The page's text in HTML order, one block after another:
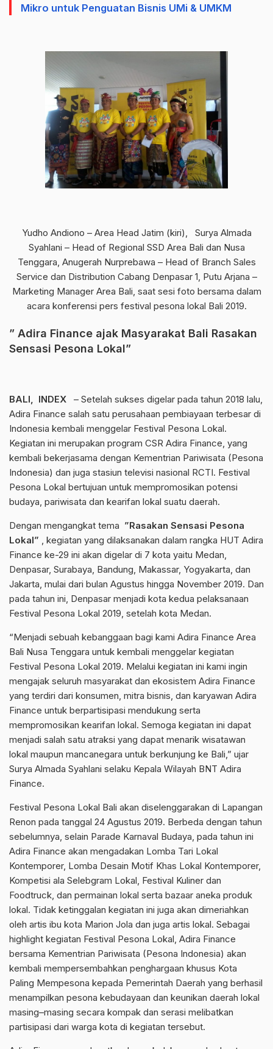
Mikro untuk Penguatan Bisnis UMi & UMKM
Yudho Andiono – Area Head Jatim (kiri), Surya Almada
Syahlani – Head of Regional SSD Area Bali dan Nusa
Tenggara, Anugerah Nurprebawa – Head of Branch Sales
Service dan Distribution Cabang Denpasar 1, Putu Arjana –
Marketing Manager Area Bali, saat sesi foto bersama dalam
acara konferensi pers festival pesona lokal Bali 2019.
” Adira Finance ajak Masyarakat Bali Rasakan
Sensasi Pesona Lokal”
BALI, INDEX – Setelah sukses digelar pada tahun 2018 lalu,
Adira Finance salah satu perusahaan pembiayaan terbesar di
Indonesia kembali menggelar Festival Pesona Lokal.
Kegiatan ini merupakan program CSR Adira Finance, yang
kembali bekerjasama dengan Kementrian Pariwisata (Pesona
Indonesia) dan juga stasiun televisi nasional RCTI. Festival
Pesona Lokal bertujuan untuk mempromosikan potensi
budaya, pariwisata dan kearifan lokal suatu daerah.
Dengan mengangkat tema ”Rasakan Sensasi Pesona
Lokal” , kegiatan yang dilaksanakan dalam rangka HUT Adira
Finance ke-29 ini akan digelar di 7 kota yaitu Medan,
Denpasar, Surabaya, Bandung, Makassar, Yogyakarta, dan
Jakarta, mulai dari bulan Agustus hingga November 2019. Dan
pada tahun ini, Denpasar menjadi kota kedua pelaksanaan
Festival Pesona Lokal 2019, setelah kota Medan.
“Menjadi sebuah kebanggaan bagi kami Adira Finance Area
Bali Nusa Tenggara untuk kembali menggelar kegiatan
Festival Pesona Lokal 2019. Melalui kegiatan ini kami ingin
mengajak seluruh masyarakat dan ekosistem Adira Finance
yang terdiri dari konsumen, mitra bisnis, dan karyawan Adira
Finance untuk berpartisipasi mendukung serta
mempromosikan kearifan lokal. Semoga kegiatan ini dapat
menjadi salah satu atraksi yang dapat menarik wisatawan
lokal maupun mancanegara untuk berkunjung ke Bali,” ujar
Surya Almada Syahlani selaku Kepala Wilayah BNT Adira
Finance.
Festival Pesona Lokal Bali akan diselenggarakan di Lapangan
Renon pada tanggal 24 Agustus 2019. Berbeda dengan tahun
sebelumnya, selain Parade Karnaval Budaya, pada tahun ini
Adira Finance akan mengadakan Lomba Tari Lokal
Kontemporer, Lomba Desain Motif Khas Lokal Kontemporer,
Kompetisi ala Selebgram Lokal, Festival Kuliner dan
Foodtruck, dan permainan lokal serta bazaar aneka produk
lokal. Tidak ketinggalan kegiatan ini juga akan dimeriahkan
oleh artis ibu kota Marion Jola dan juga artis lokal. Sebagai
highlight kegiatan Festival Pesona Lokal, Adira Finance
bersama Kementrian Pariwisata (Pesona Indonesia) akan
kembali mempersembahkan penghargaan khusus Kota
Paling Mempesona kepada Pemerintah Daerah yang berhasil
menampilkan pesona kebudayaan dan keunikan daerah lokal
masing–masing secara kompak dan serasi melibatkan
partisipasi dari warga kota di kegiatan tersebut.